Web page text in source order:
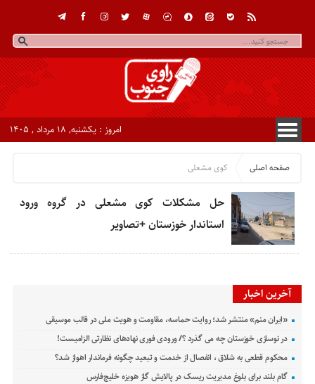
امروز : یکشنبه, ۱۸ مرداد , ۱۴۰۵
صفحه اصلی کوی مشعلی
حل مشکلات کوی مشعلی در گروه ورود
استاندار خوزستان +تصاویر
آخرین اخبار
«ایران منم» منتشر شد؛ روایت حماسه، مقاومت و هویت ملی در قالب موسیقی
در نوسازی خوزستان چه می گذرد ؟/ ورودی فوری نهادهای نظارتی الزامیست!
محکوم قطعی به شلاق ، انفصال از خدمت و تبعید چگونه فرماندار اهواز شد؟
گام بلند برای بلوغ مدیریت ریسک در پالایش گاز هویزه خلیج‌فارس